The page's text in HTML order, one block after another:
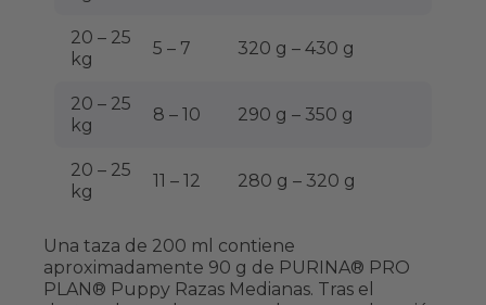
20 – 25
kg
5 – 7 320 g – 430 g
20 – 25
kg
8 – 10 290 g – 350 g
20 – 25
kg
11 – 12 280 g – 320 g
Una taza de 200 ml contiene
aproximadamente 90 g de PURINA® PRO
PLAN® Puppy Razas Medianas. Tras el